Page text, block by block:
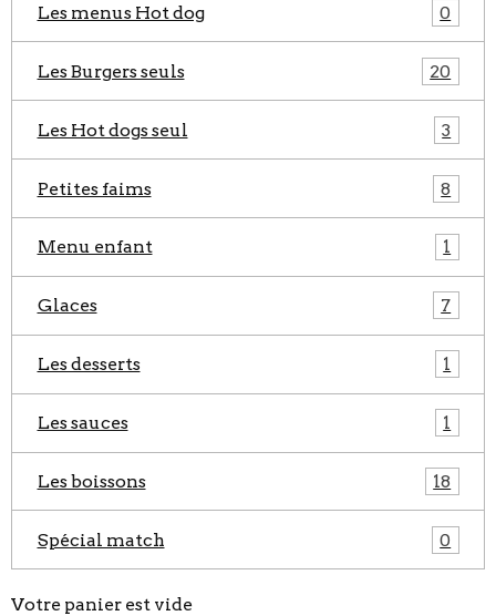
Les menus Hot dog 0
Les Burgers seuls 20
Les Hot dogs seul 3
Petites faims 8
Menu enfant 1
Glaces 7
Les desserts 1
Les sauces 1
Les boissons 18
Spécial match 0
Votre panier est vide